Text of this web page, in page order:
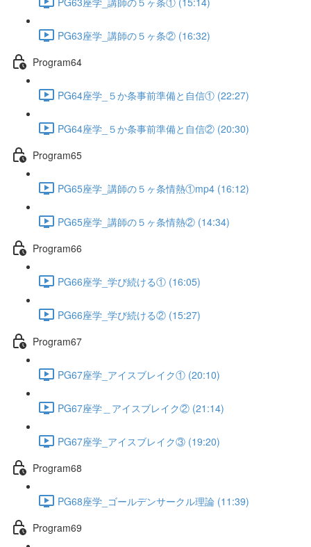
PG63座学_講師の５ヶ条② (16:32)
Program64
PG64座学_５か条事前準備と自信① (22:27)
PG64座学_５か条事前準備と自信② (20:30)
Program65
PG65座学_講師の５ヶ条情熱①mp4 (16:12)
PG65座学_講師の５ヶ条情熱② (14:34)
Program66
PG66座学_学び続ける① (16:05)
PG66座学_学び続ける② (15:27)
Program67
PG67座学_アイスブレイク① (20:10)
PG67座学＿アイスブレイク② (21:14)
PG67座学_アイスブレイク③ (19:20)
Program68
PG68座学_ゴールデンサークル理論 (11:39)
Program69